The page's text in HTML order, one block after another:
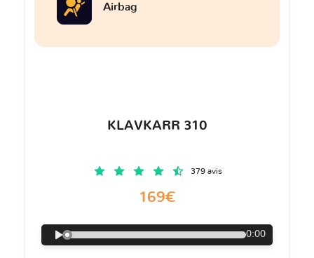
Airbag
KLAVKARR 310
379 avis
169€
0:00